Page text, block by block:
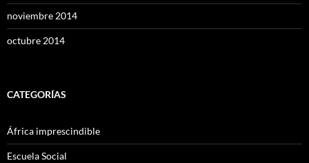
noviembre 2014
octubre 2014
CATEGORÍAS
África imprescindible
Escuela Social